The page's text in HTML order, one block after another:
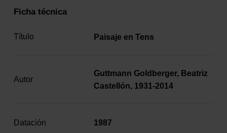
Ficha técnica
Título Paisaje en Tens
Autor
Guttmann Goldberger, Beatriz
Castellón, 1931-2014
Datación 1987